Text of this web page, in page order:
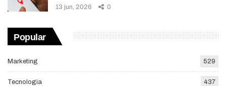
13 jun, 2026 0
Popular
Marketing 529
Tecnologia 437